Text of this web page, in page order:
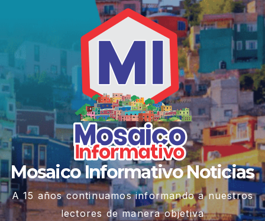
Mosaico Informativo Noticias
A 15 años continuamos informando a nuestros
lectores de manera objetiva